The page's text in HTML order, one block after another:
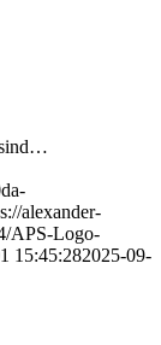
sind…
alexander-
APS-Logo-
15:45:282025-09-